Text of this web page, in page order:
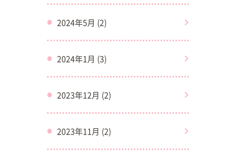
2024年5月 (2)
2024年1月 (3)
2023年12月 (2)
2023年11月 (2)